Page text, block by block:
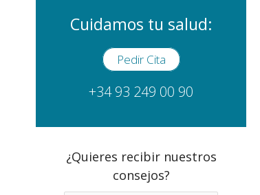
Cuidamos tu salud:
Pedir Cita
+34 93 249 00 90
¿Quieres recibir nuestros
consejos?